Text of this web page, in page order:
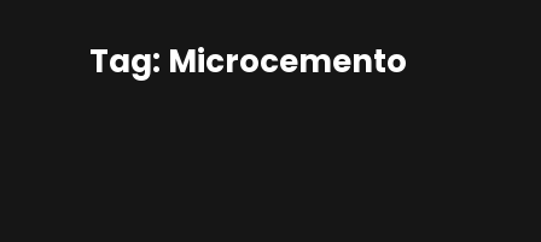
Tag: Microcemento